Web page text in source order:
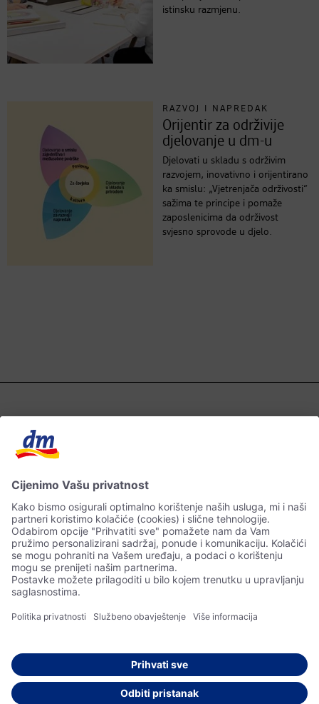
istinsku razmjenu.
RAZVOJ I NAPREDAK
Orijentir za održivije
djelovanje u dm-u
Djelovati u skladu s održivim
razvojem, inovativno i orijentirano
ka smislu: „Vjetrenjača održivosti“
sažima te principe i pomaže
zaposlenicima da održivost
svjesno sprovode u djelo.
Impressum Zaštita ličnih podataka
© 2026 dm drogerie markt d.o.o.